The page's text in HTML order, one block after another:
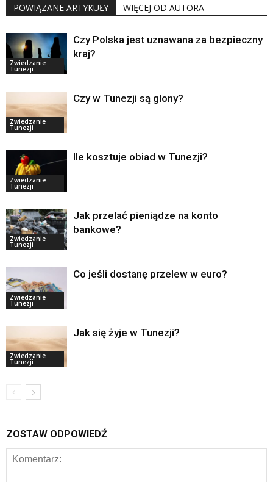
POWIĄZANE ARTYKUŁY WIĘCEJ OD AUTORA
Zwiedzanie
Tunezji
Czy Polska jest uznawana za bezpieczny
kraj?
Zwiedzanie
Tunezji
Czy w Tunezji są glony?
Zwiedzanie
Tunezji
Ile kosztuje obiad w Tunezji?
Zwiedzanie
Tunezji
Jak przelać pieniądze na konto
bankowe?
Zwiedzanie
Tunezji
Co jeśli dostanę przelew w euro?
Zwiedzanie
Tunezji
Jak się żyje w Tunezji?
ZOSTAW ODPOWIEDŹ